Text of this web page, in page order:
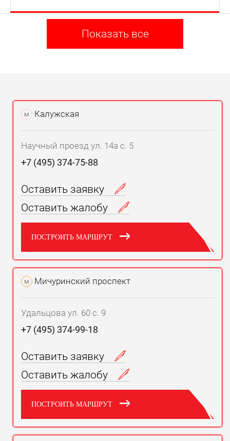
Показать все
м Калужская
Научный проезд ул. 14а с. 5
+7 (495) 374-75-88
Оставить заявку
Оставить жалобу
ПОСТРОИТЬ МАРШРУТ
м Мичуринский проспект
Удальцова ул. 60 с. 9
+7 (495) 374-99-18
Оставить заявку
Оставить жалобу
ПОСТРОИТЬ МАРШРУТ